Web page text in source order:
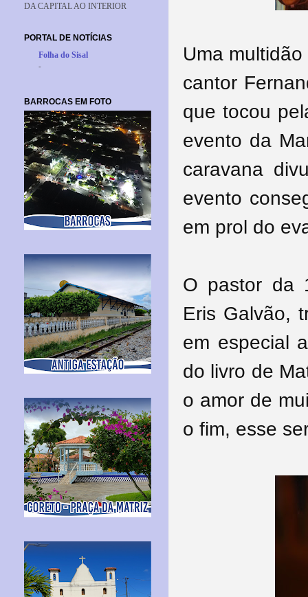
Uma
cantor
que tocou
evento da
caravana
evento
em prol do
O pastor da
Eris Galvão,
em especial
do livro de
o amor de
o fim, esse
DA CAPITAL AO INTERIOR
PORTAL DE NOTÍCIAS
Folha do Sisal
-
BARROCAS EM FOTO